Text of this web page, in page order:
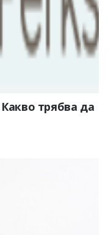
трябва да